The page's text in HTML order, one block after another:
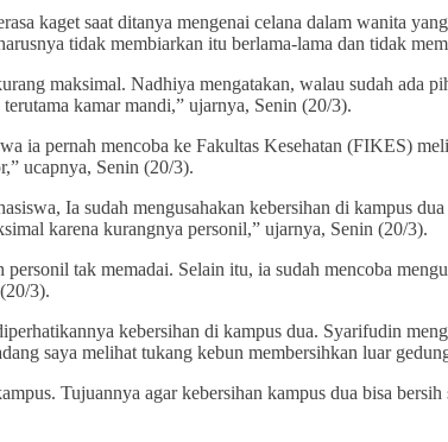
kaget saat ditanya mengenai celana dalam wanita
tidak membiarkan itu berlama-lama dan tidak
maksimal. Nadhiya mengatakan, walau sudah ada
kamar mandi,” ujarnya, Senin (20/3).
ia pernah mencoba ke Fakultas Kesehatan (FIKES)
ucapnya, Senin (20/3).
Ia sudah mengusahakan kebersihan di kampus
karena kurangnya personil,” ujarnya, Senin (20/3).
tak memadai. Selain itu, ia sudah mencoba
3).
kebersihan di kampus dua. Syarifudin
saya melihat tukang kebun membersihkan luar
Tujuannya agar kebersihan kampus dua bisa